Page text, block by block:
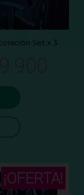
Set x 3
¡OFERTA!